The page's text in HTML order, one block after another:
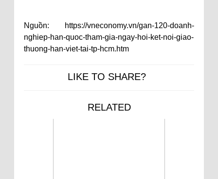
Nguồn:
https://vneconomy.vn/gan-120-doanh-
nghiep-han-quoc-tham-gia-ngay-hoi-ket-noi-giao-
thuong-han-viet-tai-tp-hcm.htm
LIKE TO SHARE?
RELATED